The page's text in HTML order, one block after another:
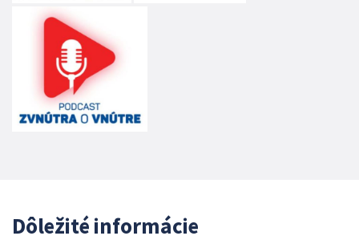
Dôležité informácie